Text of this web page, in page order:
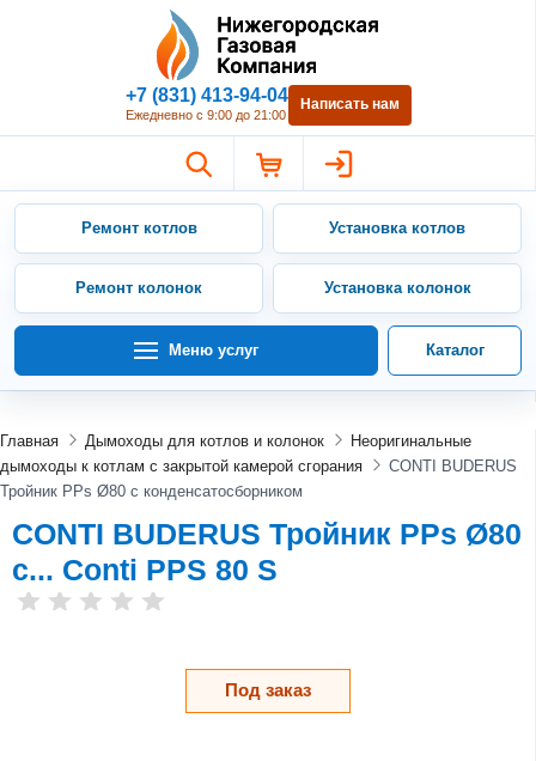
Нижегородская Газовая
+7 (831) 413-94-04
Ежедневно с 9:00 до 21:00
Написать нам
Ремонт котлов Установка котлов
Ремонт колонок Установка колонок
Меню услуг Каталог
Главная Дымоходы для котлов и колонок
Неоригинальные
дымоходы к котлам с закрытой камерой сгорания
CONTI BUDERUS
Тройник PPs Ø80 с конденсатосборником
CONTI BUDERUS Тройник PPs Ø80
с... Conti PPS 80 S
Под заказ